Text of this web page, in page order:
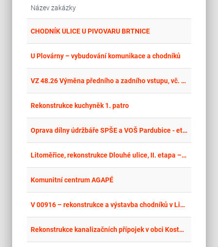
Název zakázky
CHODNÍK ULICE U PIVOVARU BRTNICE
U Plovárny – vybudování komunikace a chodníků
VZ 48.26 Výměna předního a zadního vstupu, vč. stavebních úprav 1. NP v BD na ul. J. Škody 183/4, Ostrava-Dubina
Rekonstrukce kuchyněk 1. patro
Oprava dílny údržbáře SPŠE a VOŠ Pardubice - etapa číslo 1
Litoměřice, rekonstrukce Dlouhé ulice, II. etapa – stavební práce
Komunitní centrum AGAPÉ
V 00916 – rekonstrukce a výstavba chodníků v Lipolticích
Rekonstrukce kanalizačních přípojek v obci Kostomlaty nad Labem